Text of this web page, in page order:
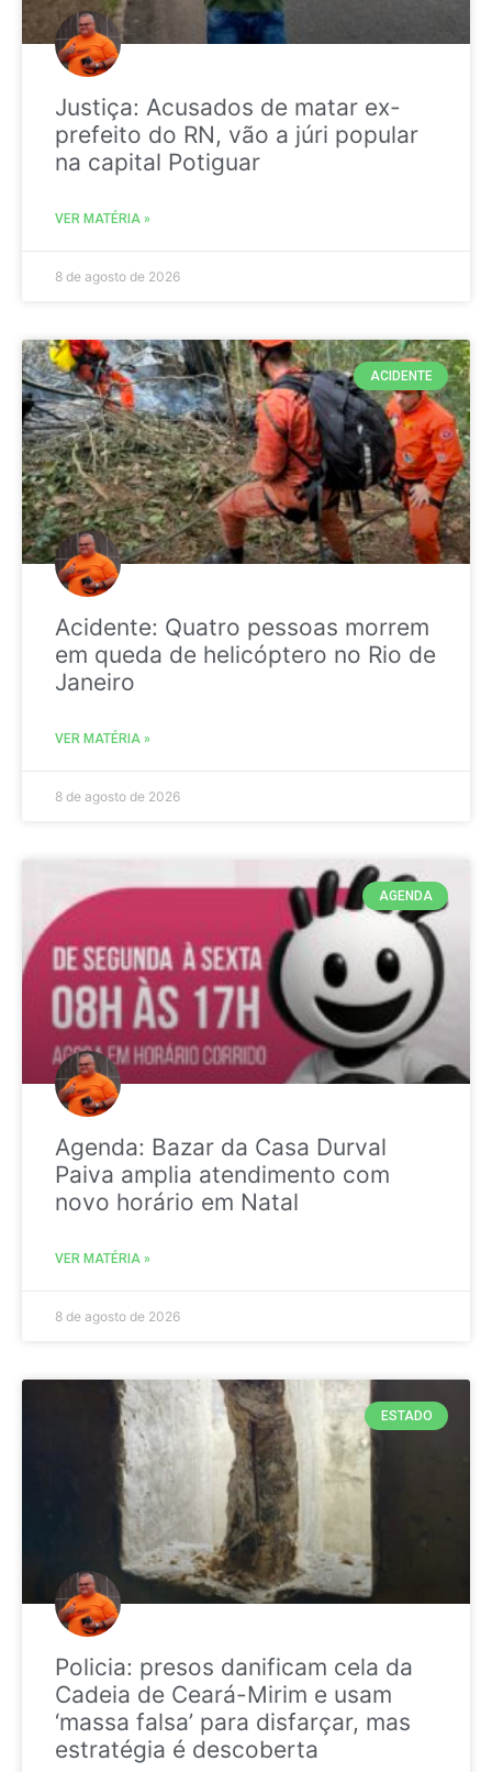
Justiça: Acusados de matar ex-
prefeito do RN, vão a júri popular
na capital Potiguar
VER MATÉRIA »
8 de agosto de 2026
ACIDENTE
Acidente: Quatro pessoas morrem
em queda de helicóptero no Rio de
Janeiro
VER MATÉRIA »
8 de agosto de 2026
AGENDA
Agenda: Bazar da Casa Durval
Paiva amplia atendimento com
novo horário em Natal
VER MATÉRIA »
8 de agosto de 2026
ESTADO
Policia: presos danificam cela da
Cadeia de Ceará-Mirim e usam
‘massa falsa’ para disfarçar, mas
estratégia é descoberta